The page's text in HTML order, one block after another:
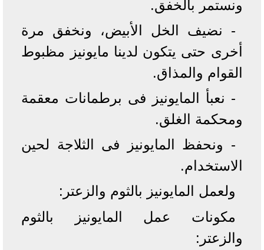
ونستمر بالخفق.
- نضيف الخل الأبيض، ونخفق مرة
أخرى حتى يتكون لدينا مايونيز مظبوط
القوام والمذاق.
- نعبأ المايونيز فى برطمانات معقمة
ومحكمة الغلق.
- ونحفظ المايونيز فى الثلاجة لحين
الاستخدام.
ولعمل المايونيز بالثوم والزعتر:
مكونات عمل المايونيز بالثوم
والزعتر: